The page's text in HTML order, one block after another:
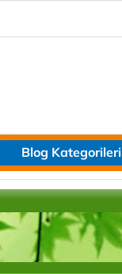
Blog Kategorileri